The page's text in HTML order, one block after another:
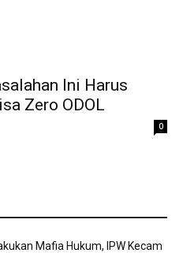
Ini Harus
Zero ODOL
0
Mafia Hukum, IPW Kecam